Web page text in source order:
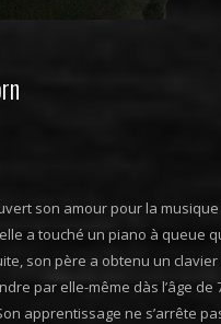
son amour pour la
a touché un piano à queue
son père a obtenu un clavier
par elle-même dàs l’âge de
apprentissage ne s’arrête